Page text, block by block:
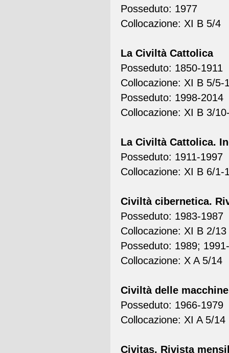
Posseduto: 1977
Collocazione: XI B 5/4
La Civiltà Cattolica
Posseduto: 1850-1911
Collocazione: XI B 5/5-
Posseduto: 1998-2014
Collocazione: XI B 3/
La Civiltà Cattolica.
Posseduto: 1911-1997
Collocazione: XI B 6/1-
Civiltà cibernetica.
Posseduto: 1983-1987
Collocazione: XI B 2/13
Posseduto: 1989;
Collocazione: X A 5/14
Civiltà delle macchine
Posseduto: 1966-1979
Collocazione: XI A 5/14
Civitas. Rivista